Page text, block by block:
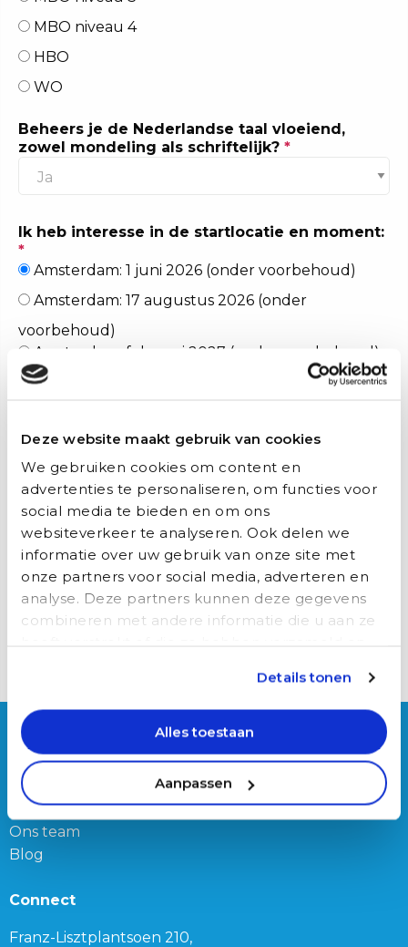
Deze website maakt gebruik van cookies
We gebruiken cookies om content en
advertenties te personaliseren, om functies voor
social media te bieden en om ons
websiteverkeer te analyseren. Ook delen we
informatie over uw gebruik van onze site met
onze partners voor social media, adverteren en
analyse. Deze partners kunnen deze gegevens
combineren met andere informatie die u aan ze
Details tonen
Alles toestaan
Aanpassen
MBO niveau 4
HBO
WO
Beheers je de Nederlandse taal vloeiend,
zowel mondeling als schriftelijk? *
Ik heb interesse in de startlocatie en moment:
*
Amsterdam: 1 juni 2026 (onder voorbehoud)
Amsterdam: 17 augustus 2026 (onder
voorbehoud)
Amsterdam: februari 2027 (onder voorbehoud)
Social media
Google / zoekmachine
Indeed / ander platform
Persoonlijk netwerk
Lees meer over hoe wij met je privacy omgaan.
Privacy Beleid
Over Auxilio
Werken bij Auxilio
Werving & Selectie
Over ons
Ons team
Blog
Connect
Franz-Lisztplantsoen 210,